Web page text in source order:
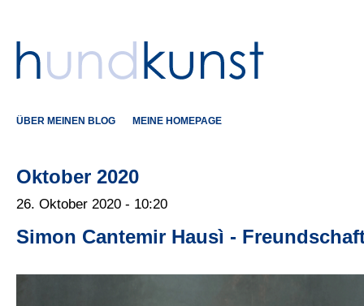
ÜBER MEINEN BLOG MEINE HOMEPAGE
Oktober 2020
26. Oktober 2020 - 10:20
Simon Cantemir Hausì -